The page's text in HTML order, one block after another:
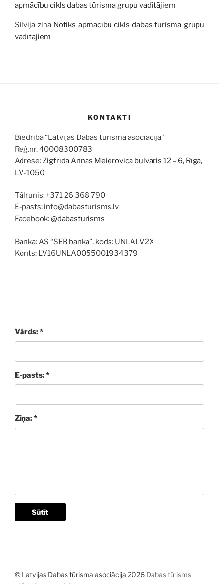
apmācību cikls dabas tūrisma grupu vadītājiem
Silvija ziņā Notiks apmācību cikls dabas tūrisma grupu
vadītājiem
KONTAKTI
Biedrība “Latvijas Dabas tūrisma asociācija”
Reģ.nr. 40008300783
Adrese:Zigfrīda Annas Meierovica bulvāris 12 – 6, Rīga,
LV-1050
Tālrunis: +371 26 368 790
E-pasts: info@dabasturisms.lv
Facebook:@dabasturisms
Banka: AS “SEB banka”, kods: UNLALV2X
Konts: LV16UNLA0055001934379
Vārds: *
E-pasts: *
Ziņa: *
Sūtīt
© Latvijas Dabas tūrisma asociācija 2026 Dabas tūrisms